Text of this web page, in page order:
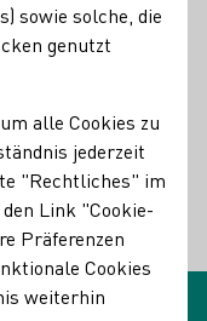
chemische
sowie solche, die
genutzt
alle Cookies zu
jederzeit
"Rechtliches" im
Link "Cookie-
Präferenzen
Cookies
weiterhin